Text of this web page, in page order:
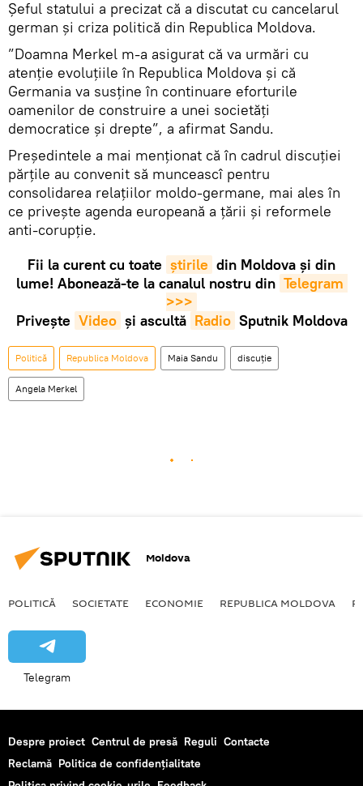
Șeful statului a precizat că a discutat cu cancelarul
german și criza politică din Republica Moldova.
”Doamna Merkel m-a asigurat că va urmări cu
atenție evoluțiile în Republica Moldova și că
Germania va susține în continuare eforturile
oamenilor de construire a unei societăți
democratice și drepte”, a afirmat Sandu.
Președintele a mai menționat că în cadrul discuției
părțile au convenit să munceascî pentru
consolidarea relațiilor moldo-germane, mai ales în
ce privește agenda europeană a țării și reformele
anti-corupție.
Fii la curent cu toate știrile din Moldova și din
lume! Abonează-te la canalul nostru din Telegram
>>>
Privește Video și ascultă Radio Sputnik Moldova
Politică Republica Moldova Maia Sandu discuție
Angela Merkel
Moldova
POLITICĂ SOCIETATE ECONOMIE REPUBLICA MOLDOVA
Telegram
Despre proiect Centrul de presă Reguli Contacte
Reclamă Politica de confidențialitate